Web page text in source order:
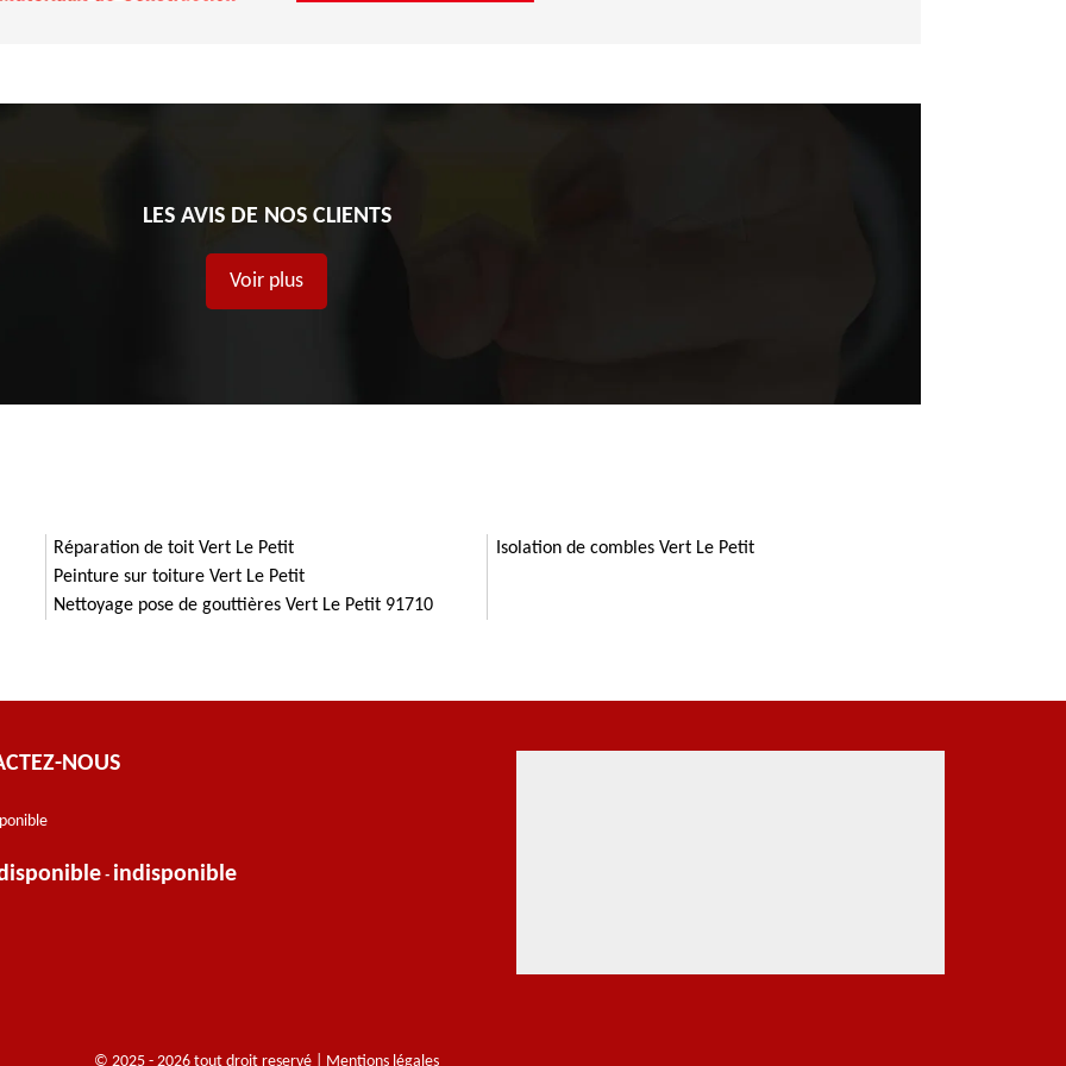
LES AVIS DE NOS CLIENTS
Voir plus
Réparation de toit Vert Le Petit
Peinture sur toiture Vert Le Petit
Nettoyage pose de gouttières Vert Le Petit 91710
Isolation de combles Vert Le Petit
NOUS
- indisponible
© 2025 - 2026 tout droit reservé | Mentions légales